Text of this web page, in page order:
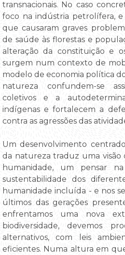
transnacionais. No caso
foco na indústria petrolífera, e
que causaram graves
de saúde às florestas e
alteração da constituição e
surgem num contexto de
modelo de economia política
natureza confundem-se
coletivos e a
indígenas e fortalecem a
contra as agressões das
Um desenvolvimento
da natureza traduz uma visão
humanidade, um pensar
sustentabilidade dos
humanidade incluída - e nos
últimos das gerações
enfrentamos uma nova
biodiversidade, devemos
alternativos, com leis
eficientes. Numa altura em